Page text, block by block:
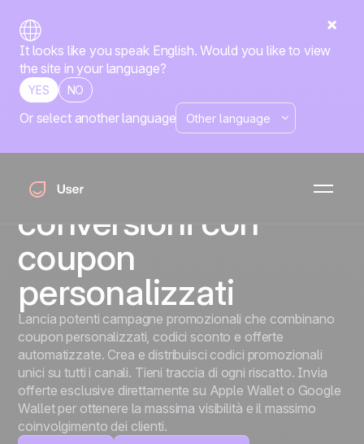
It looks like you speak English. Would you like to view
the site in your language?
YES NO
Or select another language
Coupon
Aumenta la
fidelizzazione e le
conversioni con
coupon
personalizzati
Lancia potenti campagne promozionali che combinano
coupon personalizzati, codici sconto e offerte
automatizzate. Crea e distribuisci codici promozionali
unici su tutti i canali. Tieni traccia di ogni riscatto. Invia
offerte esclusive direttamente su Apple Wallet o Google
Wallet per ottenere la massima visibilità e il massimo
coinvolgimento dei clienti.